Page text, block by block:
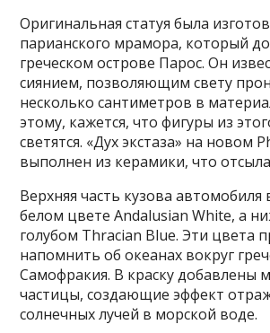
Оригинальная статуя была
парианского мрамора, который
греческом острове Парос. Он
сиянием, позволяющим свету
несколько сантиметров в
этому, кажется, что фигуры из
светятся. «Дух экстаза» на новом
выполнен из керамики, что
Верхняя часть кузова
белом цвете Andalusian White, а
голубом Thracian Blue. Эти цвета
напомнить об океанах вокруг
Самофракия. В краску добавлены
частицы, создающие эффект
солнечных лучей в морской воде.